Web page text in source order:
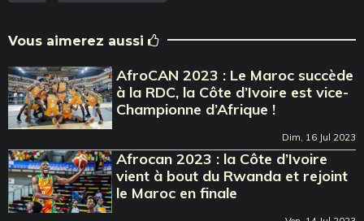
Vous aimerez aussi
AfroCAN 2023 : Le Maroc succède
à la RDC, la Côte d’Ivoire est vice-
Championne d’Afrique !
Dim, 16 Jul 2023
Afrocan 2023 : la Côte d’Ivoire
vient à bout du Rwanda et rejoint
le Maroc en finale